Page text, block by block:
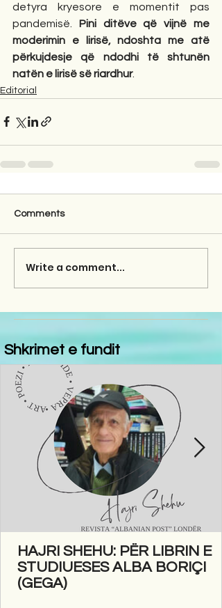
detyra kryesore e momentit pas
pandemisë. Pini ditëve që vijnë me
moderimin e lirisë, ndoshta me atë
përkujdesje që ndodhi të shtunën
natën e lirisë së riardhur.
Editorial
Comments
Write a comment...
Shkrimet e fundit
HAJRI SHEHU: PËR LIBRIN E
STUDIUESES ALBA BORIÇI
(GEGA)